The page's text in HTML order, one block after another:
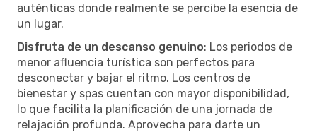
auténticas donde realmente se percibe la esencia de
un lugar.
Disfruta de un descanso genuino: Los periodos de
menor afluencia turística son perfectos para
desconectar y bajar el ritmo. Los centros de
bienestar y spas cuentan con mayor disponibilidad,
lo que facilita la planificación de una jornada de
relajación profunda. Aprovecha para darte un